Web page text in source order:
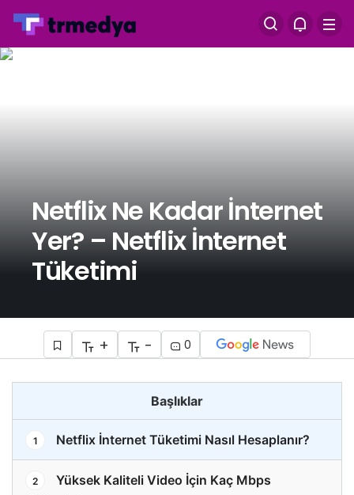
Netflix Ne Kadar İnternet
Yer? – Netflix İnternet
Tüketimi
+ - 0
Başlıklar
1 Netflix İnternet Tüketimi Nasıl Hesaplanır?
2
Yüksek Kaliteli Video İçin Kaç Mbps